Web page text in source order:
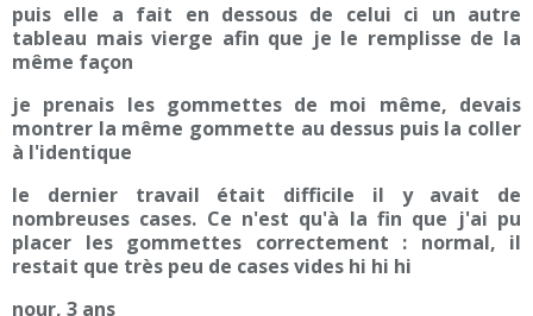
puis elle a fait en dessous de celui ci un autre
tableau mais vierge afin que je le remplisse de la
même façon
je prenais les gommettes de moi même, devais
montrer la même gommette au dessus puis la coller
à l'identique
le dernier travail était difficile il y avait de
nombreuses cases. Ce n'est qu'à la fin que j'ai pu
placer les gommettes correctement : normal, il
restait que très peu de cases vides hi hi hi
nour, 3 ans